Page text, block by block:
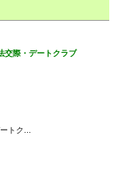
交際・デートクラブ
トク...